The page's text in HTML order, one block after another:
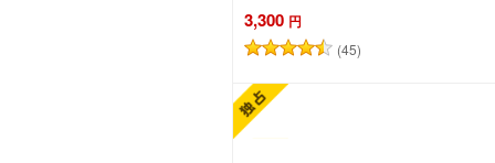
3,300 円
(45)
カートに追加